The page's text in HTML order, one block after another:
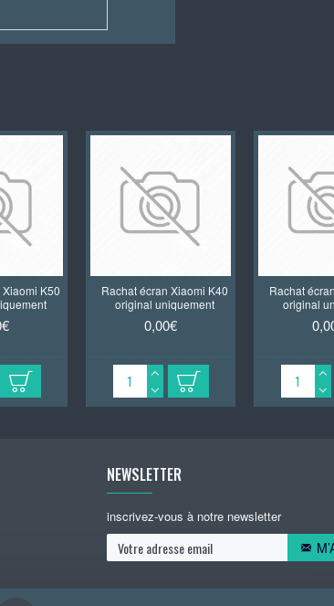
K50
Rachat écran Xiaomi K40
original uniquement
0,00€
Rachat
original
NEWSLETTER
inscrivez-vous à notre newsletter